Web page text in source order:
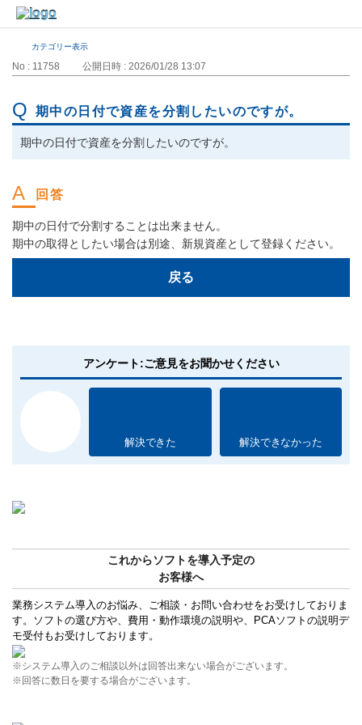
カテゴリー表示
No : 11758 公開日時 : 2026/01/28 13:07
期中の日付で資産を分割したいのですが。
期中の日付で資産を分割したいのですが。
期中の日付で分割することは出来ません。
期中の取得としたい場合は別途、新規資産として登録ください。
戻る
アンケート:ご意見をお聞かせください
解決できた 解決できなかった
これからソフトを導入予定の
お客様へ
業務システム導入のお悩み、ご相談・お問い合わせをお受けしておりま
す。ソフトの選び方や、費用・動作環境の説明や、PCAソフトの説明デ
モ受付もお受けしております。
※システム導入のご相談以外は回答出来ない場合がございます。
※回答に数日を要する場合がございます。